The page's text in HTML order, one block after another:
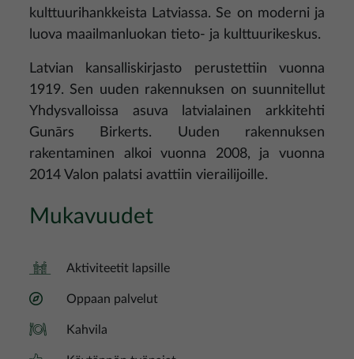
kulttuurihankkeista Latviassa. Se on moderni ja
luova maailmanluokan tieto- ja kulttuurikeskus.
Latvian kansalliskirjasto perustettiin vuonna
1919. Sen uuden rakennuksen on suunnitellut
Yhdysvalloissa asuva latvialainen arkkitehti
Gunārs Birkerts. Uuden rakennuksen
rakentaminen alkoi vuonna 2008, ja vuonna
2014 Valon palatsi avattiin vierailijoille.
Mukavuudet
Aktiviteetit lapsille
Oppaan palvelut
Kahvila